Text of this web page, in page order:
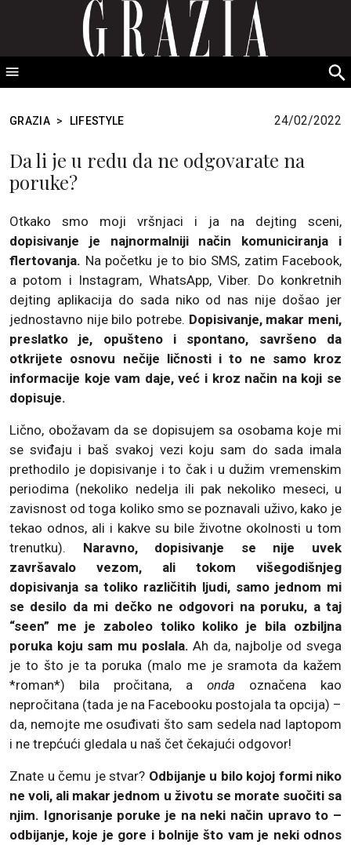
GRAZIA Srbija
GRAZIA > LIFESTYLE 24/02/2022
Da li je u redu da ne odgovarate na
poruke?
Otkako smo moji vršnjaci i ja na dejting sceni,
dopisivanje je najnormalniji način komuniciranja i
flertovanja. Na početku je to bio SMS, zatim Facebook,
a potom i Instagram, WhatsApp, Viber. Do konkretnih
dejting aplikacija do sada niko od nas nije došao jer
jednostavno nije bilo potrebe. Dopisivanje, makar meni,
preslatko je, opušteno i spontano, savršeno da
otkrijete osnovu nečije ličnosti i to ne samo kroz
informacije koje vam daje, već i kroz način na koji se
dopisuje.
Lično, obožavam da se dopisujem sa osobama koje mi
se sviđaju i baš svakoj vezi koju sam do sada imala
prethodilo je dopisivanje i to čak i u dužim vremenskim
periodima (nekoliko nedelja ili pak nekoliko meseci, u
zavisnost od toga koliko smo se poznavali uživo, kako je
tekao odnos, ali i kakve su bile životne okolnosti u tom
trenutku). Naravno, dopisivanje se nije uvek
završavalo vezom, ali tokom višegodišnjeg
dopisivanja sa toliko različitih ljudi, samo jednom mi
se desilo da mi dečko ne odgovori na poruku, a taj
“seen” me je zaboleo toliko koliko je bila ozbiljna
poruka koju sam mu poslala. Ah da, najbolje od svega
je to što je ta poruka (malo me je sramota da kažem
*roman*) bila pročitana, a onda označena kao
nepročitana (tada je na Facebooku postojala ta opcija) –
da, nemojte me osuđivati što sam sedela nad laptopom
i ne trepćući gledala u naš čet čekajući odgovor!
Znate u čemu je stvar? Odbijanje u bilo kojoj formi niko
ne voli, ali makar jednom u životu se morate suočiti sa
njim. Ignorisanje poruke je na neki način upravo to –
odbijanje, koje je gore i bolnije što vam je neki odnos